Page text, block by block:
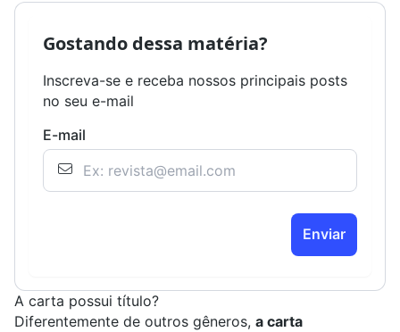
Gostando dessa matéria?
Inscreva-se e receba nossos principais posts
no seu e-mail
E-mail
Enviar
A carta possui título?
Diferentemente de outros gêneros, a carta